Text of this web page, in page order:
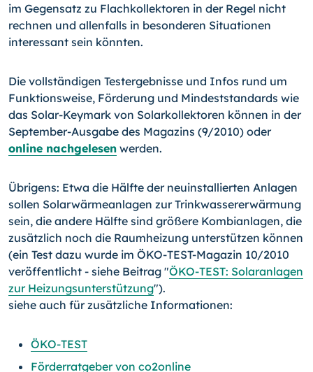
im Gegensatz zu Flachkollektoren in der Regel nicht
rechnen und allenfalls in besonderen Situationen
interessant sein könnten.
Die vollständigen Testergebnisse und Infos rund um
Funktionsweise, Förderung und Mindeststandards wie
das Solar-Keymark von Solarkollektoren können in der
September-Ausgabe des Magazins (9/2010) oder
online nachgelesen werden.
Übrigens: Etwa die Hälfte der neuinstallierten Anlagen
sollen Solarwärmeanlagen zur Trinkwassererwärmung
sein, die andere Hälfte sind größere Kombianlagen, die
zusätzlich noch die Raumheizung unterstützen können
(ein Test dazu wurde im ÖKO-TEST-Magazin 10/2010
veröffentlicht - siehe Beitrag "ÖKO-TEST: Solaranlagen
zur Heizungsunterstützung").
siehe auch für zusätzliche Informationen:
ÖKO-TEST
Förderratgeber von co2online